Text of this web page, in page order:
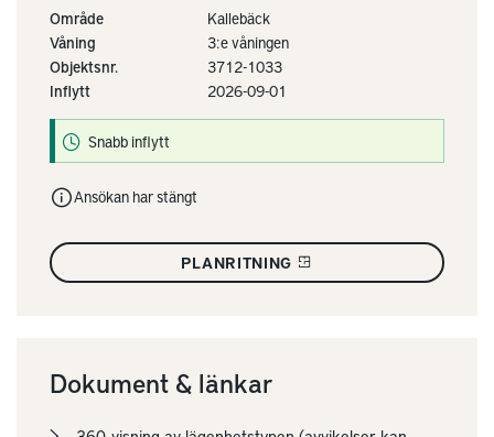
Område
Kallebäck
Våning
3:e våningen
Objektsnr.
3712-1033
Inflytt
2026-09-01
Snabb inflytt
Ansökan har stängt
PLANRITNING
Dokument & länkar